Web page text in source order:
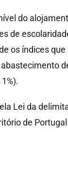
do
de
os índices que
Lei da
de